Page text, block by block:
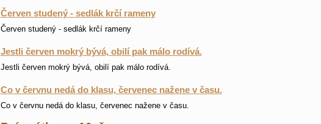
Červen studený - sedlák krčí rameny
Červen studený - sedlák krčí rameny
Jestli červen mokrý bývá, obilí pak málo rodívá.
Jestli červen mokrý bývá, obilí pak málo rodívá.
Co v červnu nedá do klasu, červenec nažene v času.
Co v červnu nedá do klasu, červenec nažene v času.